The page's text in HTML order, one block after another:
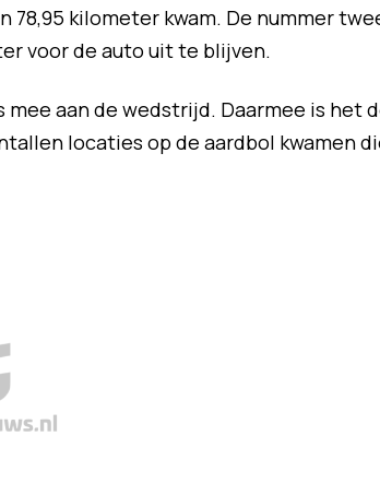
kilometer kwam. De nummer
voor de auto uit te blijven.
aan de wedstrijd. Daarmee is het
locaties op de aardbol kwamen